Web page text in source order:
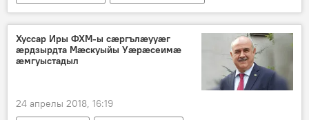
Хуссар Иры ФХМ-ы сæргълæууæг
æрдзырдта Мæскуыйы Уæрæсеимæ
æмгуыстадыл
24 апрелы 2018, 16:19